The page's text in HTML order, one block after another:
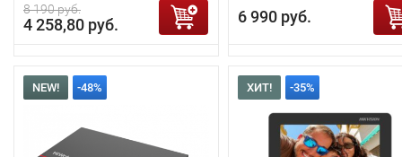
8 190 руб.
4 258,80 руб. 6 990 руб.
NEW! -48% ХИТ! -35%